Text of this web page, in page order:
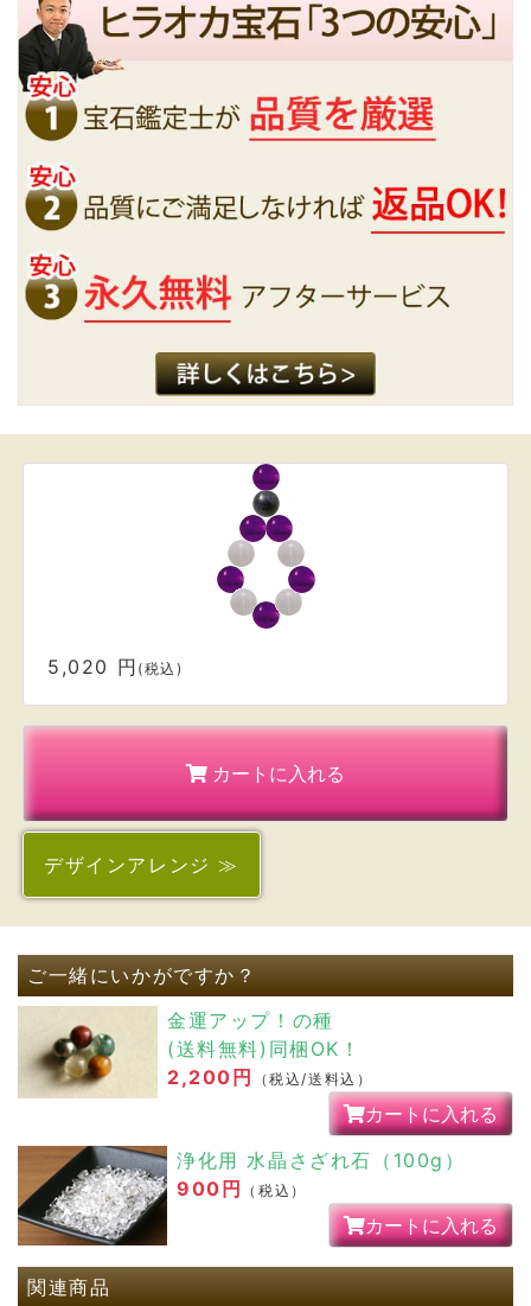
5,020 円 (税込)
カートに入れる
デザインアレンジ ≫
ご一緒にいかがですか？
金運アップ！の種
(送料無料)同梱OK！
2,200円
（税込/送料込）
カートに入れる
浄化用 水晶さざれ石（100g）
900円 （税込）
カートに入れる
関連商品